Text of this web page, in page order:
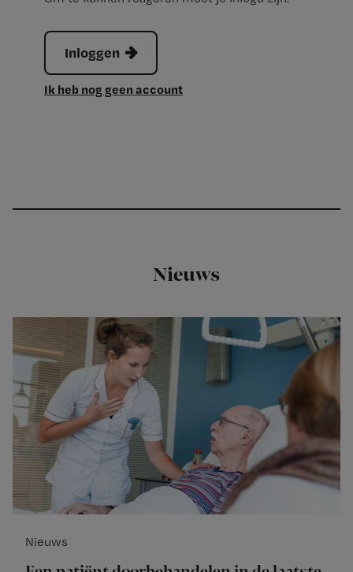
Inloggen
Ik heb nog geen account
Nieuws
Nieuws